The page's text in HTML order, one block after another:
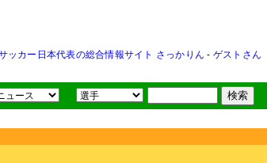
ッカー日本代表の総合情報サイト さっかりん - ゲストさん